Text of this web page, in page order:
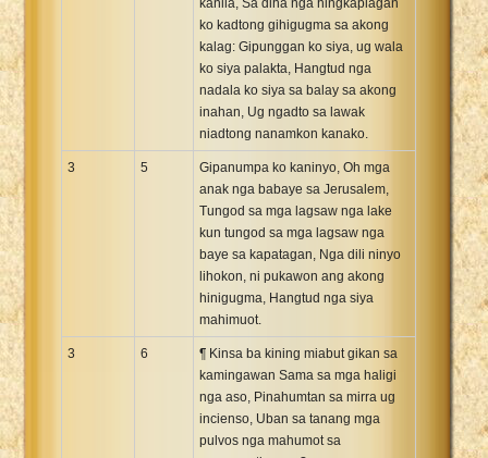
ko kadtong gihigugma sa akong
kalag: Gipunggan ko siya, ug wala
ko siya palakta, Hangtud nga
nadala ko siya sa balay sa akong
inahan, Ug ngadto sa lawak
niadtong nanamkon kanako.
3 5
Gipanumpa ko kaninyo, Oh mga
anak nga babaye sa Jerusalem,
Tungod sa mga lagsaw nga lake
kun tungod sa mga lagsaw nga
baye sa kapatagan, Nga dili ninyo
lihokon, ni pukawon ang akong
hinigugma, Hangtud nga siya
mahimuot.
3 6
¶ Kinsa ba kining miabut gikan sa
kamingawan Sama sa mga haligi
nga aso, Pinahumtan sa mirra ug
incienso, Uban sa tanang mga
pulvos nga mahumot sa